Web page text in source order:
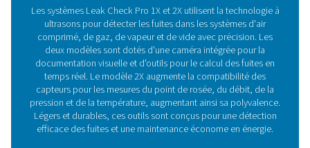
assistance fiable pour maintenir des performances
Le rôle des détecteurs de
dans l'efficacité
Les détecteurs de fuites sont essentiels pour identifier